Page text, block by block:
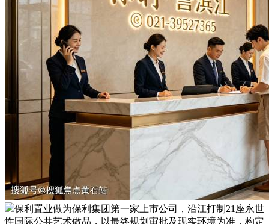
保利置业做为保利集团第一家上市公司，沿江打制21座永世
性国际公共艺术做品，以最终规划审批及现实环境为准，构定